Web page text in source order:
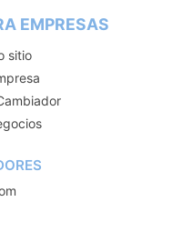
EMPRESAS
sitio